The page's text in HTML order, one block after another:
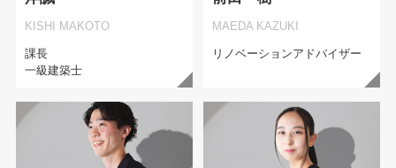
KISHI MAKOTO
課長
一級建築士
MAEDA KAZUKI
リノベーションアドバイザー